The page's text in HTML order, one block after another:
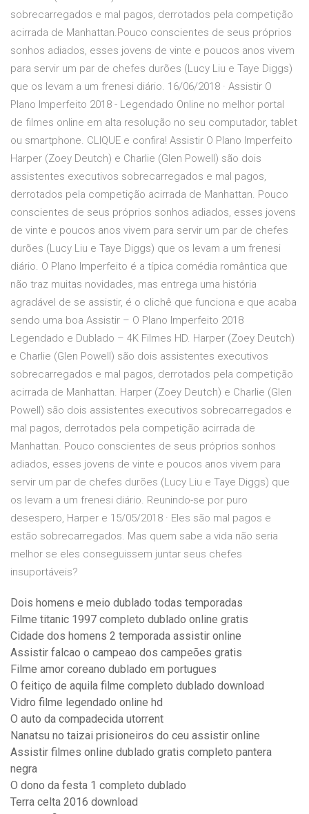
sobrecarregados e mal pagos, derrotados pela competição
acirrada de Manhattan.Pouco conscientes de seus próprios
sonhos adiados, esses jovens de vinte e poucos anos vivem
para servir um par de chefes durões (Lucy Liu e Taye Diggs)
que os levam a um frenesi diário. 16/06/2018 · Assistir O
Plano Imperfeito 2018 - Legendado Online no melhor portal
de filmes online em alta resolução no seu computador, tablet
ou smartphone. CLIQUE e confira! Assistir O Plano Imperfeito
Harper (Zoey Deutch) e Charlie (Glen Powell) são dois
assistentes executivos sobrecarregados e mal pagos,
derrotados pela competição acirrada de Manhattan. Pouco
conscientes de seus próprios sonhos adiados, esses jovens
de vinte e poucos anos vivem para servir um par de chefes
durões (Lucy Liu e Taye Diggs) que os levam a um frenesi
diário. O Plano Imperfeito é a típica comédia romântica que
não traz muitas novidades, mas entrega uma história
agradável de se assistir, é o clichê que funciona e que acaba
sendo uma boa Assistir – O Plano Imperfeito 2018
Legendado e Dublado – 4K Filmes HD. Harper (Zoey Deutch)
e Charlie (Glen Powell) são dois assistentes executivos
sobrecarregados e mal pagos, derrotados pela competição
acirrada de Manhattan. Harper (Zoey Deutch) e Charlie (Glen
Powell) são dois assistentes executivos sobrecarregados e
mal pagos, derrotados pela competição acirrada de
Manhattan. Pouco conscientes de seus próprios sonhos
adiados, esses jovens de vinte e poucos anos vivem para
servir um par de chefes durões (Lucy Liu e Taye Diggs) que
os levam a um frenesi diário. Reunindo-se por puro
desespero, Harper e 15/05/2018 · Eles são mal pagos e
estão sobrecarregados. Mas quem sabe a vida não seria
melhor se eles conseguissem juntar seus chefes
insuportáveis?
Dois homens e meio dublado todas temporadas
Filme titanic 1997 completo dublado online gratis
Cidade dos homens 2 temporada assistir online
Assistir falcao o campeao dos campeões gratis
Filme amor coreano dublado em portugues
O feitiço de aquila filme completo dublado download
Vidro filme legendado online hd
O auto da compadecida utorrent
Nanatsu no taizai prisioneiros do ceu assistir online
Assistir filmes online dublado gratis completo pantera
negra
O dono da festa 1 completo dublado
Terra celta 2016 download